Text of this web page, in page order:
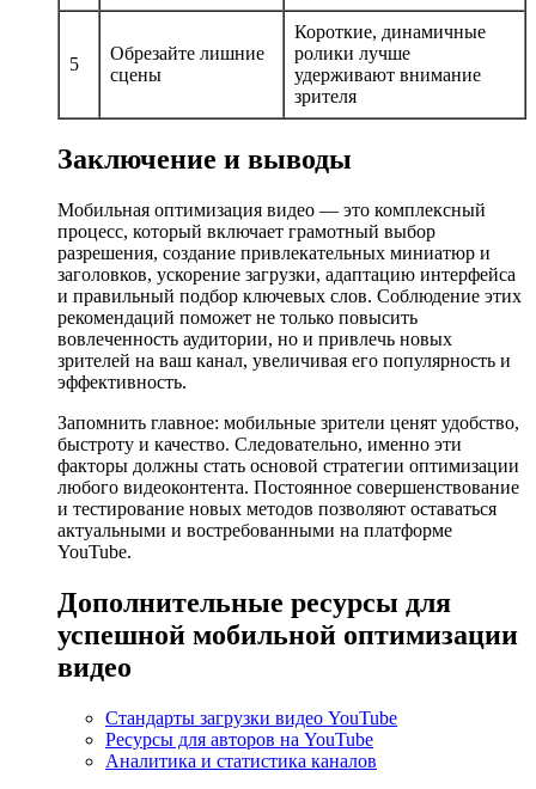
5
Обрезайте лишние
сцены
Короткие, динамичные
ролики лучше
удерживают внимание
зрителя
Заключение и выводы
Мобильная оптимизация видео — это комплексный
процесс, который включает грамотный выбор
разрешения, создание привлекательных миниатюр и
заголовков, ускорение загрузки, адаптацию интерфейса
и правильный подбор ключевых слов. Соблюдение этих
рекомендаций поможет не только повысить
вовлеченность аудитории, но и привлечь новых
зрителей на ваш канал, увеличивая его популярность и
эффективность.
Запомнить главное: мобильные зрители ценят удобство,
быстроту и качество. Следовательно, именно эти
факторы должны стать основой стратегии оптимизации
любого видеоконтента. Постоянное совершенствование
и тестирование новых методов позволяют оставаться
актуальными и востребованными на платформе
YouTube.
Дополнительные ресурсы для
успешной мобильной оптимизации
видео
Стандарты загрузки видео YouTube
Ресурсы для авторов на YouTube
Аналитика и статистика каналов